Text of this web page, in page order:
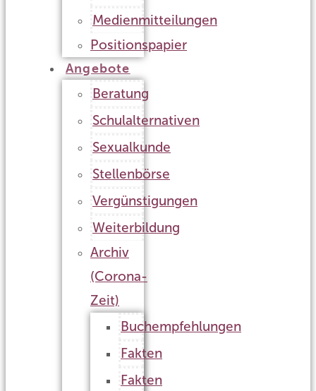
Medienmitteilungen
Positionspapier
Angebote
Beratung
Schulalternativen
Sexualkunde
Stellenbörse
Vergünstigungen
Weiterbildung
Archiv
(Corona-
Zeit)
Buchempfehlungen
Fakten
Fakten